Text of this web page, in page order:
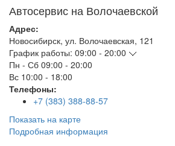
Автосервис на Волочаевской
Адрес:
Новосибирск, ул. Волочаевская, 121
График работы: 09:00 - 20:00
Пн - Сб 09:00 - 20:00
Вс 10:00 - 18:00
Телефоны:
+7 (383) 388-88-57
Показать на карте
Подробная информация